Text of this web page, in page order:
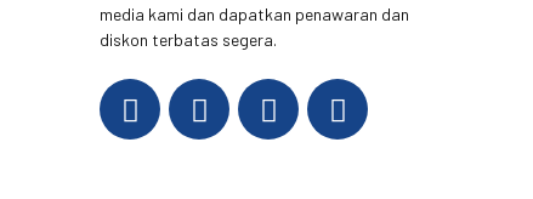
media kami dan dapatkan penawaran dan
diskon terbatas segera.